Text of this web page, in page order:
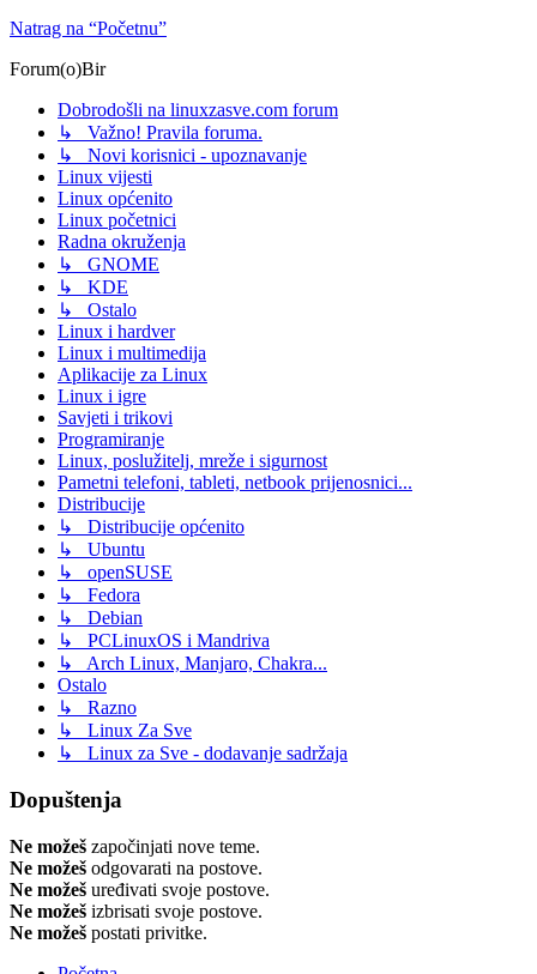
Natrag na “Početnu”
Forum(o)Bir
Dobrodošli na linuxzasve.com forum
↳ Važno! Pravila foruma.
↳ Novi korisnici - upoznavanje
Linux vijesti
Linux općenito
Linux početnici
Radna okruženja
↳ GNOME
↳ KDE
↳ Ostalo
Linux i hardver
Linux i multimedija
Aplikacije za Linux
Linux i igre
Savjeti i trikovi
Programiranje
Linux, poslužitelj, mreže i sigurnost
Pametni telefoni, tableti, netbook prijenosnici...
Distribucije
↳ Distribucije općenito
↳ Ubuntu
↳ openSUSE
↳ Fedora
↳ Debian
↳ PCLinuxOS i Mandriva
↳ Arch Linux, Manjaro, Chakra...
Ostalo
↳ Razno
↳ Linux Za Sve
↳ Linux za Sve - dodavanje sadržaja
Dopuštenja
Ne možeš započinjati nove teme.
Ne možeš odgovarati na postove.
Ne možeš uređivati svoje postove.
Ne možeš izbrisati svoje postove.
Ne možeš postati privitke.